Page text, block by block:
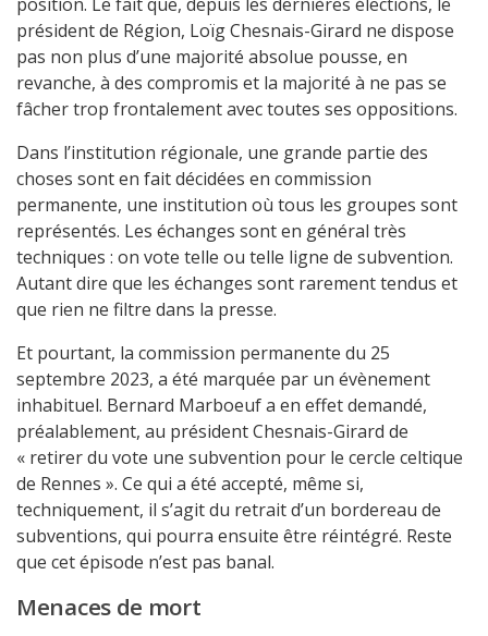
président de Région, Loïg Chesnais-Girard ne dispose
pas non plus d’une majorité absolue pousse, en
revanche, à des compromis et la majorité à ne pas se
fâcher trop frontalement avec toutes ses oppositions.
Dans l’institution régionale, une grande partie des
choses sont en fait décidées en commission
permanente, une institution où tous les groupes sont
représentés. Les échanges sont en général très
techniques : on vote telle ou telle ligne de subvention.
Autant dire que les échanges sont rarement tendus et
que rien ne filtre dans la presse.
Et pourtant, la commission permanente du 25
septembre 2023, a été marquée par un évènement
inhabituel. Bernard Marboeuf a en effet demandé,
préalablement, au président Chesnais-Girard de
« retirer du vote une subvention pour le cercle celtique
de Rennes ». Ce qui a été accepté, même si,
techniquement, il s’agit du retrait d’un bordereau de
subventions, qui pourra ensuite être réintégré. Reste
que cet épisode n’est pas banal.
Menaces de mort